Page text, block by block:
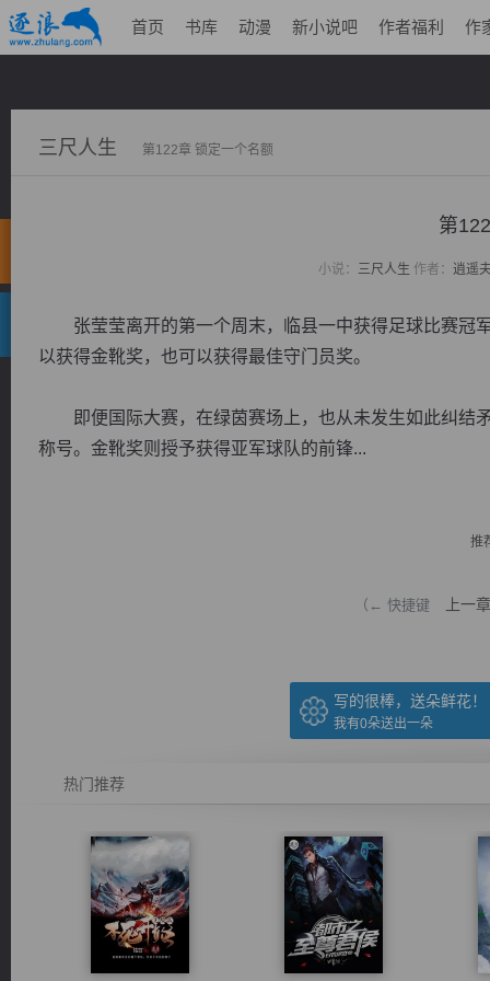
首页 书库 动漫 新小说吧 作者福利 作
三尺人生 第122章 锁定一个名额
第
小说： 三尺人生 作者： 逍遥
张莹莹离开的第一个周末，临县一中获得足球比赛冠
以获得金靴奖，也可以获得最佳守门员奖。
即便国际大赛，在绿茵赛场上，也从未发生如此纠结
称号。金靴奖则授予获得亚军球队的前锋...
推
（← 快捷键 上一章
写的很棒，送朵鲜花！
我有0朵送出一朵
热门推荐